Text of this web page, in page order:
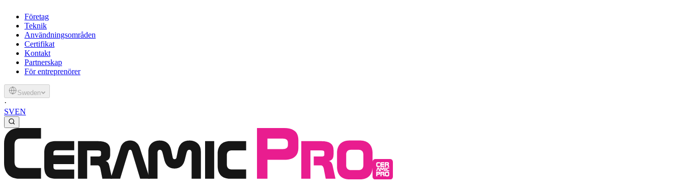
Företag
Teknik
Användningsområden
Certifikat
Kontakt
Partnerskap
För entreprenörer
Sweden
·
SVEN